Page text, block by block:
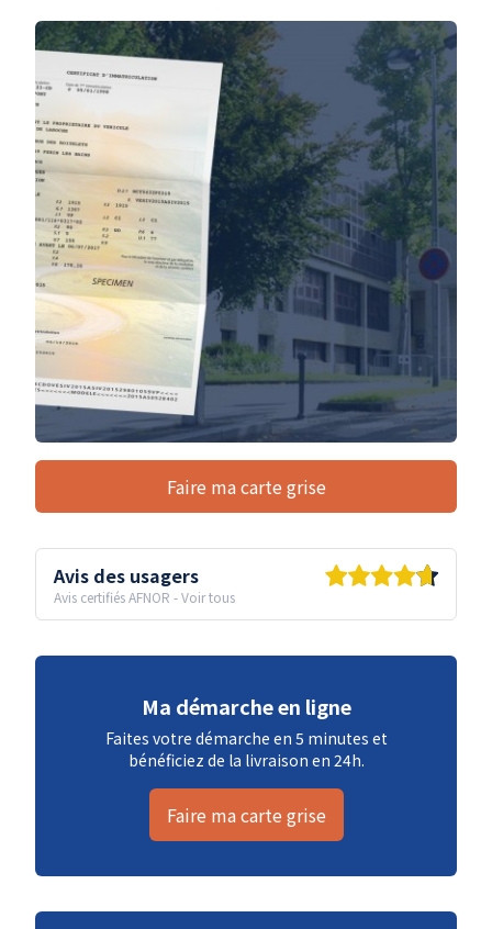
Faire ma carte grise
Avis des usagers
Avis certifiés AFNOR -Voir tous
Ma démarche en ligne
Faites votre démarche en 5 minutes et
bénéficiez de la livraison en 24h.
Faire ma carte grise